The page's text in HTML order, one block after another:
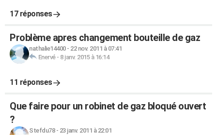
17 réponses
Problème apres changement bouteille de gaz
nathalie14400- 22 nov. 2011 à 07:41
Enervé- 8 janv. 2015 à 16:14
11 réponses
Que faire pour un robinet de gaz bloqué ouvert
?
Stefdu78- 23 janv. 2011 à 22:01